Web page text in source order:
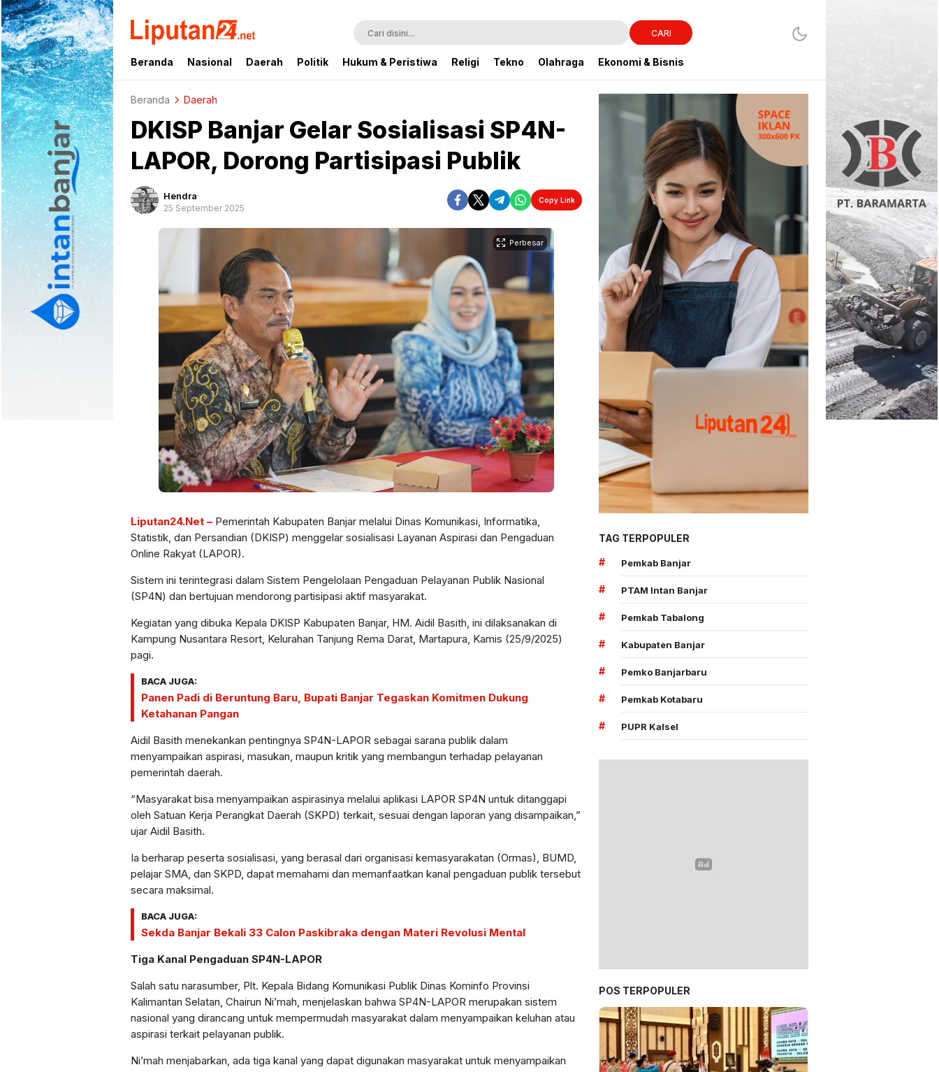
liputan24.net
CARI
Beranda Nasional Daerah Politik Hukum & Peristiwa Religi Tekno Olahraga Ekonomi & Bisnis
Beranda Daerah
DKISP Banjar Gelar Sosialisasi SP4N-
LAPOR, Dorong Partisipasi Publik
Hendra
25 September 2025
Copy Link
Perbesar
Liputan24.Net – Pemerintah Kabupaten Banjar melalui Dinas Komunikasi, Informatika,
Statistik, dan Persandian (DKISP) menggelar sosialisasi Layanan Aspirasi dan Pengaduan
Online Rakyat (LAPOR).
Sistem ini terintegrasi dalam Sistem Pengelolaan Pengaduan Pelayanan Publik Nasional
(SP4N) dan bertujuan mendorong partisipasi aktif masyarakat.
Kegiatan yang dibuka Kepala DKISP Kabupaten Banjar, HM. Aidil Basith, ini dilaksanakan di
Kampung Nusantara Resort, Kelurahan Tanjung Rema Darat, Martapura, Kamis (25/9/2025)
pagi.
BACA JUGA:
Panen Padi di Beruntung Baru, Bupati Banjar Tegaskan Komitmen Dukung
Ketahanan Pangan
Aidil Basith menekankan pentingnya SP4N-LAPOR sebagai sarana publik dalam
menyampaikan aspirasi, masukan, maupun kritik yang membangun terhadap pelayanan
pemerintah daerah.
“Masyarakat bisa menyampaikan aspirasinya melalui aplikasi LAPOR SP4N untuk ditanggapi
oleh Satuan Kerja Perangkat Daerah (SKPD) terkait, sesuai dengan laporan yang disampaikan,”
ujar Aidil Basith.
Ia berharap peserta sosialisasi, yang berasal dari organisasi kemasyarakatan (Ormas), BUMD,
pelajar SMA, dan SKPD, dapat memahami dan memanfaatkan kanal pengaduan publik tersebut
secara maksimal.
BACA JUGA:
Sekda Banjar Bekali 33 Calon Paskibraka dengan Materi Revolusi Mental
Tiga Kanal Pengaduan SP4N-LAPOR
Salah satu narasumber, Plt. Kepala Bidang Komunikasi Publik Dinas Kominfo Provinsi
Kalimantan Selatan, Chairun Ni’mah, menjelaskan bahwa SP4N-LAPOR merupakan sistem
nasional yang dirancang untuk mempermudah masyarakat dalam menyampaikan keluhan atau
aspirasi terkait pelayanan publik.
Ni’mah menjabarkan, ada tiga kanal yang dapat digunakan masyarakat untuk menyampaikan
TAG TERPOPULER
#
Pemkab Banjar
# PTAM Intan Banjar
# Pemkab Tabalong
# Kabupaten Banjar
# Pemko Banjarbaru
# Pemkab Kotabaru
# PUPR Kalsel
POS TERPOPULER